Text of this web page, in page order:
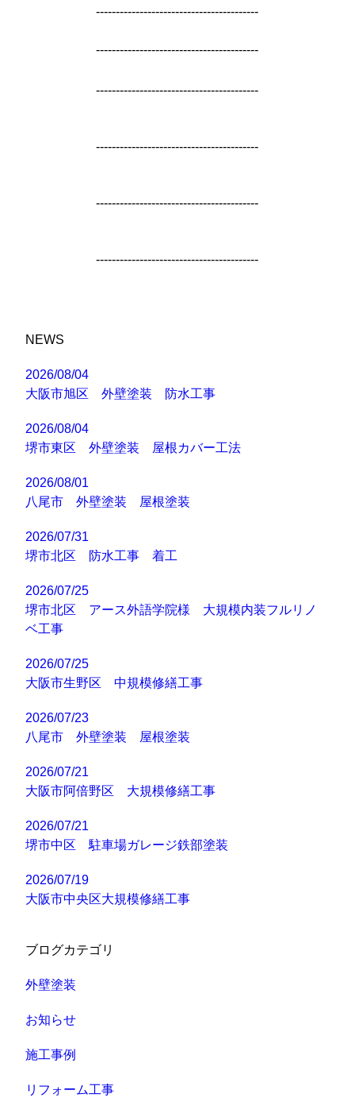
-----------------------------------------
-----------------------------------------
-----------------------------------------
-----------------------------------------
-----------------------------------------
-----------------------------------------
NEWS
2026/08/04
大阪市旭区 外壁塗装 防水工事
2026/08/04
堺市東区 外壁塗装 屋根カバー工法
2026/08/01
八尾市 外壁塗装 屋根塗装
2026/07/31
堺市北区 防水工事 着工
2026/07/25
堺市北区 アース外語学院様 大規模内装フルリノ
ベ工事
2026/07/25
大阪市生野区 中規模修繕工事
2026/07/23
八尾市 外壁塗装 屋根塗装
2026/07/21
大阪市阿倍野区 大規模修繕工事
2026/07/21
堺市中区 駐車場ガレージ鉄部塗装
2026/07/19
大阪市中央区大規模修繕工事
ブログカテゴリ
外壁塗装
お知らせ
施工事例
リフォーム工事